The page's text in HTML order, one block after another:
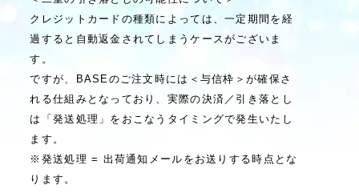
クレジットカードの種類によっては、一定期間を経
過すると自動返金されてしまうケースがございま
す。
ですが、BASEのご注文時には＜与信枠＞が確保さ
れる仕組みとなっており、実際の決済／引き落とし
は「発送処理」をおこなうタイミングで発生いたし
ます。
※発送処理 = 出荷通知メールをお送りする時点とな
ります。